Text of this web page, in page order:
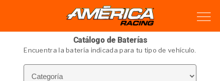
Catálogo de Baterías
Encuentra la batería indicada para tu tipo de vehículo.